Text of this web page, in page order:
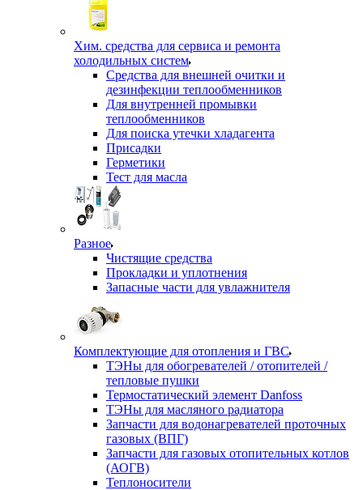
Хим. средства для сервиса и ремонта
холодильных систем
Средства для внешней очитки и
дезинфекции теплообменников
Для внутренней промывки
теплообменников
Для поиска утечки хладагента
Присадки
Герметики
Тест для масла
Разное
Чистящие средства
Прокладки и уплотнения
Запасные части для увлажнителя
Комплектующие для отопления и ГВС
ТЭНы для обогревателей / отопителей /
тепловые пушки
Термостатический элемент Danfoss
ТЭНы для масляного радиатора
Запчасти для водонагревателей проточных
газовых (ВПГ)
Запчасти для газовых отопительных котлов
(АОГВ)
Теплоносители